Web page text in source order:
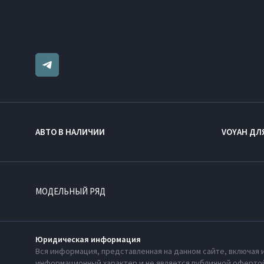
АВТО В НАЛИЧИИ VOYAH
МОДЕЛЬНЫЙ РЯД
Юридическая информация
Вся информация, представленная на данном сайте,